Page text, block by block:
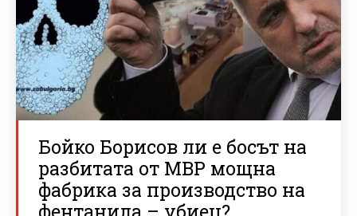
Бойко Борисов ли е босът на
разбитата от МВР мощна
фабрика за производство на
фентанила – убиец?